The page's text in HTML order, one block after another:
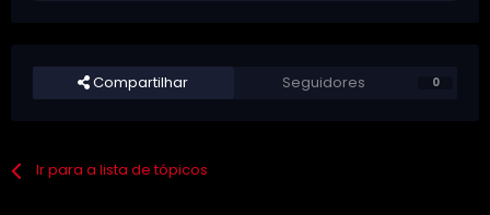
Compartilhar Seguidores 0
Ir para a lista de tópicos